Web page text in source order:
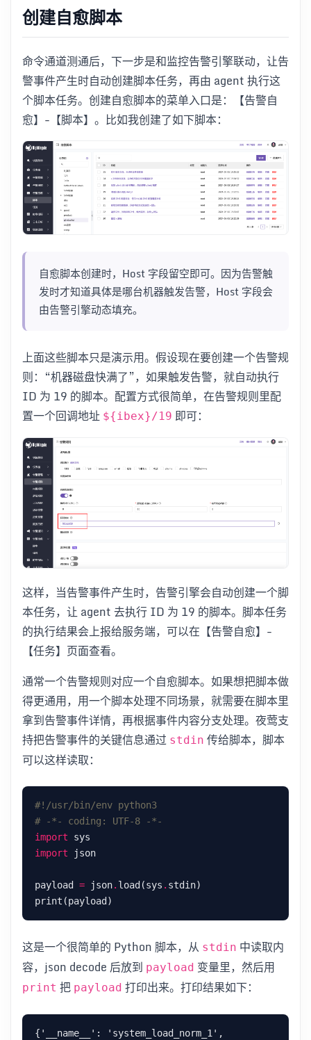
创建自愈脚本
命令通道测通后，下一步是和监控告警引擎联动，让告
警事件产生时自动创建脚本任务，再由 agent 执行这
个脚本任务。创建自愈脚本的菜单入口是：【告警自
愈】-【脚本】。比如我创建了如下脚本：
自愈脚本创建时，Host 字段留空即可。因为告警触
发时才知道具体是哪台机器触发告警，Host 字段会
由告警引擎动态填充。
上面这些脚本只是演示用。假设现在要创建一个告警规
则：“机器磁盘快满了”，如果触发告警，就自动执行
ID 为 19 的脚本。配置方式很简单，在告警规则里配
置一个回调地址 ${ibex}/19 即可：
这样，当告警事件产生时，告警引擎会自动创建一个脚
本任务，让 agent 去执行 ID 为 19 的脚本。脚本任务
的执行结果会上报给服务端，可以在【告警自愈】-
【任务】页面查看。
通常一个告警规则对应一个自愈脚本。如果想把脚本做
得更通用，用一个脚本处理不同场景，就需要在脚本里
拿到告警事件详情，再根据事件内容分支处理。夜莺支
持把告警事件的关键信息通过 stdin 传给脚本，脚本
可以这样读取：
#!/usr/bin/env python3
# -*- coding: UTF-8 -*-
import
import
payload = json. load(sys .
这是一个很简单的 Python 脚本，从 stdin 中读取内
容，json decode 后放到 payload 变量里，然后用
print 把 payload 打印出来。打印结果如下：
{'__name__': 'system_load_norm_1',